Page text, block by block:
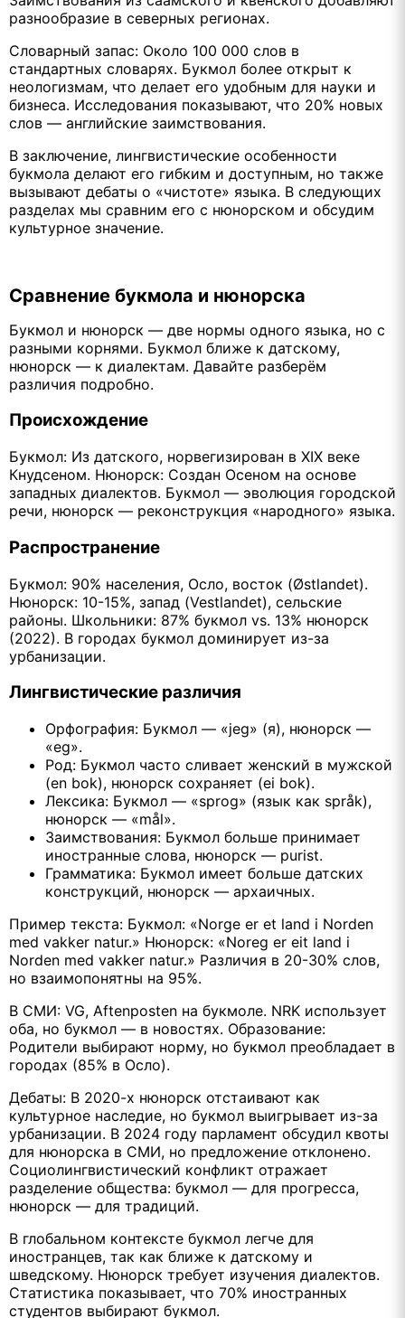
разнообразие в северных регионах.
Словарный запас: Около 100 000 слов в
стандартных словарях. Букмол более открыт к
неологизмам, что делает его удобным для науки и
бизнеса. Исследования показывают, что 20% новых
слов — английские заимствования.
В заключение, лингвистические особенности
букмола делают его гибким и доступным, но также
вызывают дебаты о «чистоте» языка. В следующих
разделах мы сравним его с нюнорском и обсудим
культурное значение.
Сравнение букмола и нюнорска
Букмол и нюнорск — две нормы одного языка, но с
разными корнями. Букмол ближе к датскому,
нюнорск — к диалектам. Давайте разберём
различия подробно.
Происхождение
Букмол: Из датского, норвегизирован в XIX веке
Кнудсеном. Нюнорск: Создан Осеном на основе
западных диалектов. Букмол — эволюция городской
речи, нюнорск — реконструкция «народного» языка.
Распространение
Букмол: 90% населения, Осло, восток (Østlandet).
Нюнорск: 10-15%, запад (Vestlandet), сельские
районы. Школьники: 87% букмол vs. 13% нюнорск
(2022). В городах букмол доминирует из-за
урбанизации.
Лингвистические различия
Орфография: Букмол — «jeg» (я), нюнорск —
«eg».
Род: Букмол часто сливает женский в мужской
(en bok), нюнорск сохраняет (ei bok).
Лексика: Букмол — «sprog» (язык как språk),
нюнорск — «mål».
Заимствования: Букмол больше принимает
иностранные слова, нюнорск — purist.
Грамматика: Букмол имеет больше датских
конструкций, нюнорск — архаичных.
Пример текста: Букмол: «Norge er et land i Norden
med vakker natur.» Нюнорск: «Noreg er eit land i
Norden med vakker natur.» Различия в 20-30% слов,
но взаимопонятны на 95%.
В СМИ: VG, Aftenposten на букмоле. NRK использует
оба, но букмол — в новостях. Образование:
Родители выбирают норму, но букмол преобладает в
городах (85% в Осло).
Дебаты: В 2020-х нюнорск отстаивают как
культурное наследие, но букмол выигрывает из-за
урбанизации. В 2024 году парламент обсудил квоты
для нюнорска в СМИ, но предложение отклонено.
Социолингвистический конфликт отражает
разделение общества: букмол — для прогресса,
нюнорск — для традиций.
В глобальном контексте букмол легче для
иностранцев, так как ближе к датскому и
шведскому. Нюнорск требует изучения диалектов.
Статистика показывает, что 70% иностранных
студентов выбирают букмол.